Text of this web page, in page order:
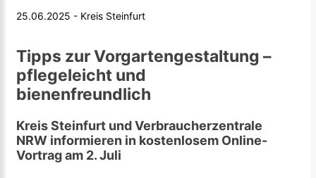
25.06.2025 - Kreis Steinfurt
Tipps zur Vorgartengestaltung –
pflegeleicht und
bienenfreundlich
Kreis Steinfurt und Verbraucherzentrale
NRW informieren in kostenlosem Online-
Vortrag am 2. Juli